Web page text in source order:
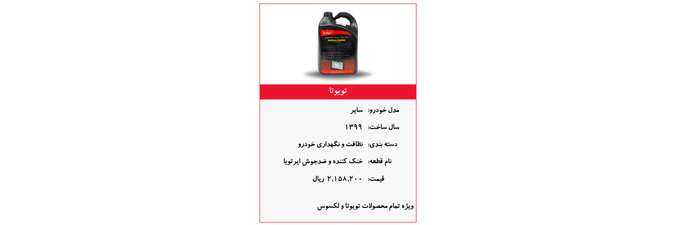
تویوتا
مدل خودرو: سایر
سال ساخت: 1399
دسته بندی: نظافت و نگهداری خودرو
نام قطعه: خنک کننده و ضدجوش ایرتویا
قیمت: 2,158,200 ریال
ویژه تمام محصولات تویوتا و لکسوس